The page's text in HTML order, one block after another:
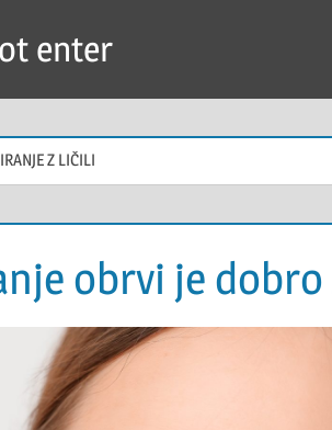
enter
Z LIČILI
obrvi je